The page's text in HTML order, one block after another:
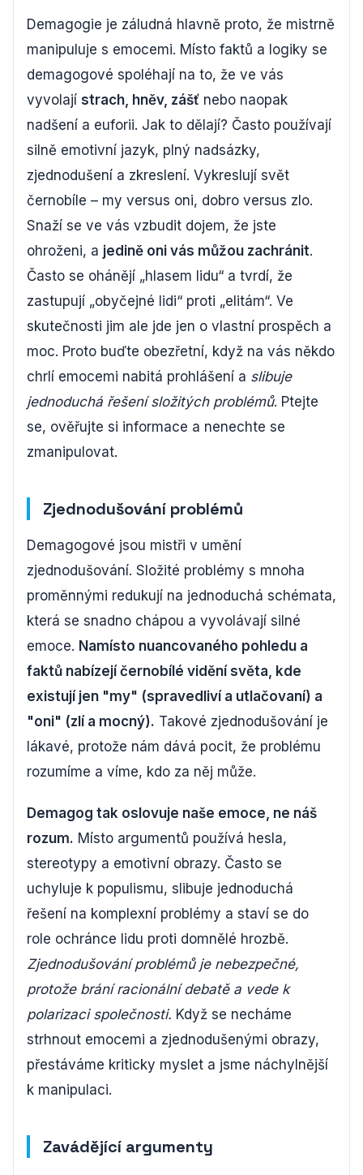
Demagogie je záludná hlavně proto, že mistrně
manipuluje s emocemi. Místo faktů a logiky se
demagogové spoléhají na to, že ve vás
vyvolají strach, hněv, zášť nebo naopak
nadšení a euforii. Jak to dělají? Často používají
silně emotivní jazyk, plný nadsázky,
zjednodušení a zkreslení. Vykreslují svět
černobíle – my versus oni, dobro versus zlo.
Snaží se ve vás vzbudit dojem, že jste
ohroženi, a jedině oni vás můžou zachránit.
Často se ohánějí „hlasem lidu“ a tvrdí, že
zastupují „obyčejné lidi“ proti „elitám“. Ve
skutečnosti jim ale jde jen o vlastní prospěch a
moc. Proto buďte obezřetní, když na vás někdo
chrlí emocemi nabitá prohlášení a slibuje
jednoduchá řešení složitých problémů. Ptejte
se, ověřujte si informace a nenechte se
zmanipulovat.
Zjednodušování problémů
Demagogové jsou mistři v umění
zjednodušování. Složité problémy s mnoha
proměnnými redukují na jednoduchá schémata,
která se snadno chápou a vyvolávají silné
emoce. Namísto nuancovaného pohledu a
faktů nabízejí černobílé vidění světa, kde
existují jen "my" (spravedliví a utlačovaní) a
"oni" (zlí a mocný). Takové zjednodušování je
lákavé, protože nám dává pocit, že problému
rozumíme a víme, kdo za něj může.
Demagog tak oslovuje naše emoce, ne náš
rozum. Místo argumentů používá hesla,
stereotypy a emotivní obrazy. Často se
uchyluje k populismu, slibuje jednoduchá
řešení na komplexní problémy a staví se do
role ochránce lidu proti domnělé hrozbě.
Zjednodušování problémů je nebezpečné,
protože brání racionální debatě a vede k
polarizaci společnosti. Když se necháme
strhnout emocemi a zjednodušenými obrazy,
přestáváme kriticky myslet a jsme náchylnější
k manipulaci.
Zavádějící argumenty